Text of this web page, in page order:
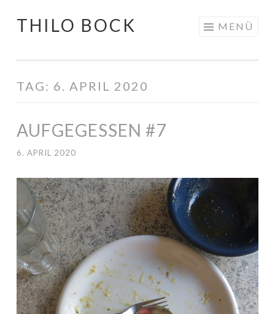
Springe
THILO BOCK MENÜ
TAG: 6. APRIL 2020
AUFGEGESSEN #7
6. APRIL 2020